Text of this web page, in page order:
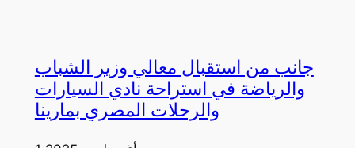
جانب من استقبال معالي وزير الشباب
والرياضة في استراحة نادي السيارات
والرحلات المصري بمارينا